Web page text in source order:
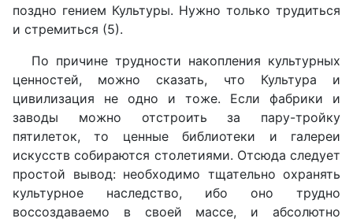
поздно гением Культуры. Нужно только трудиться
и стремиться (5).
По причине трудности накопления культурных
ценностей, можно сказать, что Культура и
цивилизация не одно и тоже. Если фабрики и
заводы можно отстроить за пару-тройку
пятилеток, то ценные библиотеки и галереи
искусств собираются столетиями. Отсюда следует
простой вывод: необходимо тщательно охранять
культурное наследство, ибо оно трудно
воссоздаваемо в своей массе, и абсолютно